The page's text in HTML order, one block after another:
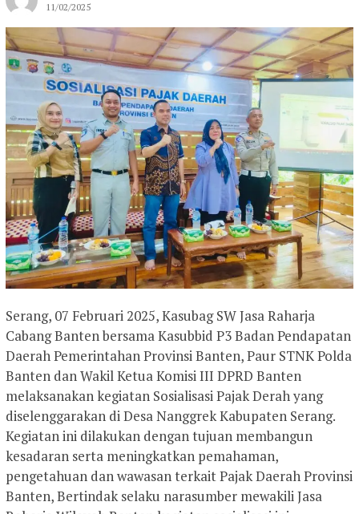
11/02/2025
Serang, 07 Februari 2025, Kasubag SW Jasa Raharja
Cabang Banten bersama Kasubbid P3 Badan Pendapatan
Daerah Pemerintahan Provinsi Banten, Paur STNK Polda
Banten dan Wakil Ketua Komisi III DPRD Banten
melaksanakan kegiatan Sosialisasi Pajak Derah yang
diselenggarakan di Desa Nanggrek Kabupaten Serang.
Kegiatan ini dilakukan dengan tujuan membangun
kesadaran serta meningkatkan pemahaman,
pengetahuan dan wawasan terkait Pajak Daerah Provinsi
Banten, Bertindak selaku narasumber mewakili Jasa